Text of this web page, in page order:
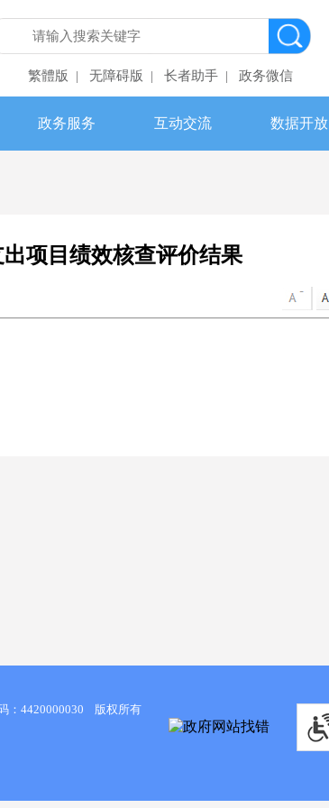
繁體版 无障碍版 长者助手 政务微信
政务服务 互动交流 数据开放
项目绩效核查评价结果
：4420000030 版权所有